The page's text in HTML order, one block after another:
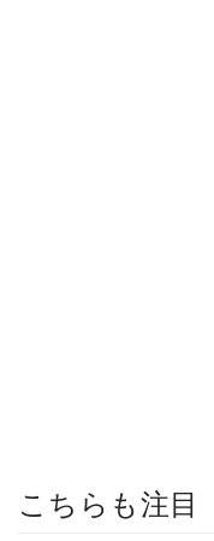
こちらも注目